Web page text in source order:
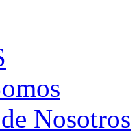
Nosotros